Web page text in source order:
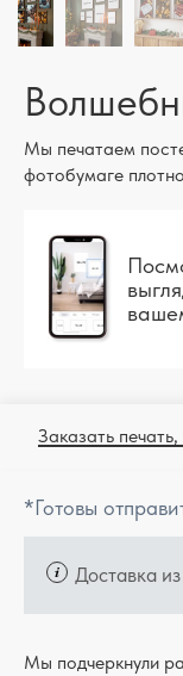
Мы печатаем
фотобумаге
Заказать
*Готовы
Доставка
Мы подчеркнули